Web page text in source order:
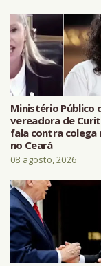
Ministério Público
vereadora de
fala contra colega
no Ceará
08 agosto, 2026